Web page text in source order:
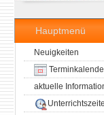
Hauptmenü
Neuigkeiten
aktuelle